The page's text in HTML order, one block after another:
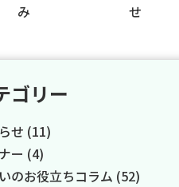
み
せ
ゴリー
せ (11)
ー (4)
のお役立ちコラム (52)